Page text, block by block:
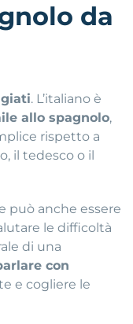
da
. L’italiano è
allo spagnolo,
rispetto a
il tedesco o il
può anche essere
le difficoltà
di una
con
e cogliere le